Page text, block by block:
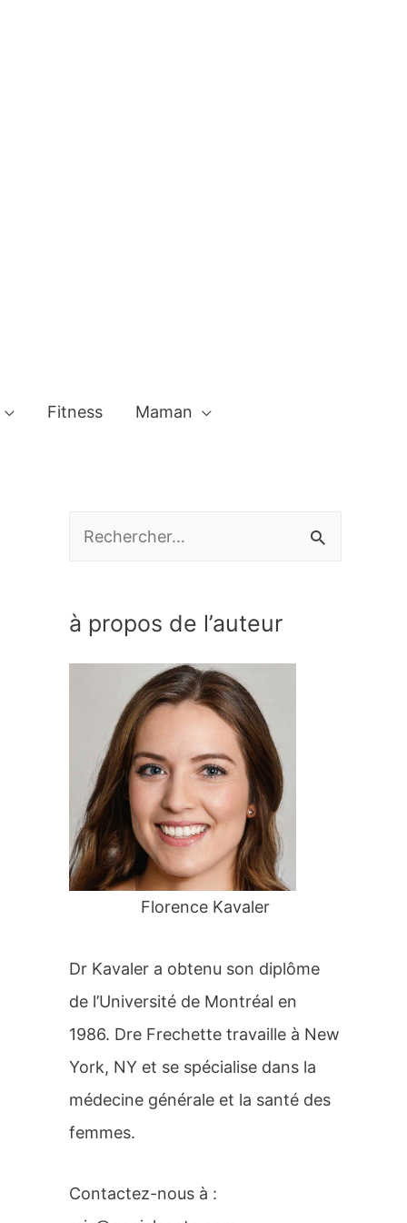
Fitness Maman
h
:
à propos de l’auteur
Florence Kavaler
Dr Kavaler a obtenu son diplôme
de l’Université de Montréal en
1986. Dre Frechette travaille à New
York, NY et se spécialise dans la
médecine générale et la santé des
femmes.
Contactez-nous à :